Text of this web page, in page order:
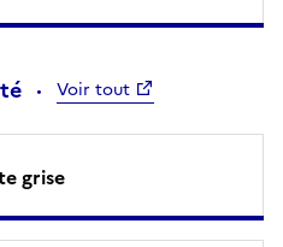
Voir tout
grise